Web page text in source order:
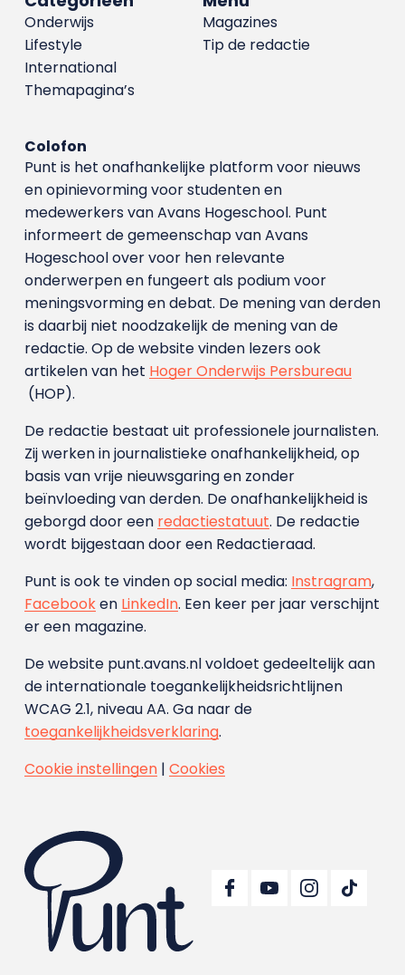
Magazines
Tip de redactie
Onderwijs
Lifestyle
International
Themapagina’s
Colofon
Punt is het onafhankelijke platform voor nieuws
en opinievorming voor studenten en
medewerkers van Avans Hoge­school. Punt
informeert de gemeenschap van Avans
Hogeschool over voor hen relevante
onderwerpen en fungeert als podium voor
meningsvorming en debat. De mening van derden
is daarbij niet noodzakelijk de mening van de
redactie. Op de website vinden lezers ook
artikelen van het Hoger Onderwijs Persbureau
(HOP).
De redactie bestaat uit professionele journalisten.
Zij werken in journalistieke onafhankelijkheid, op
basis van vrije nieuwsgaring en zonder
beïnvloeding van derden. De onafhankelijkheid is
geborgd door een redactiestatuut. De redactie
wordt bijgestaan door een Redactieraad.
Punt is ook te vinden op social media: Instragram,
Facebooken LinkedIn. Een keer per jaar verschijnt
er een magazine.
De website punt.avans.nl voldoet gedeeltelijk aan
de internationale toegankelijkheidsrichtlijnen
WCAG 2.1, niveau AA. Ga naar de
toegankelijkheidsverklaring.
Cookie instellingen| Cookies